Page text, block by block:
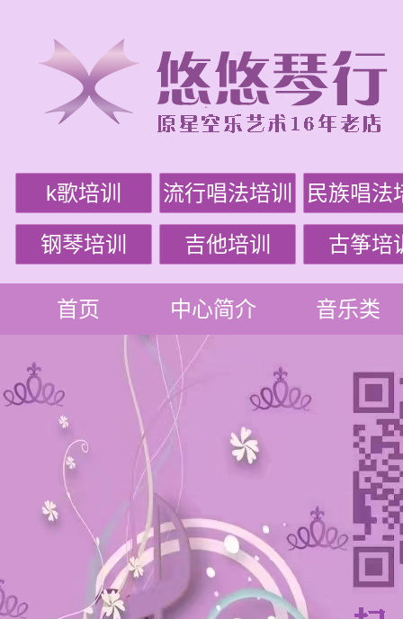
k歌培训 流行唱法培训 民族唱法
钢琴培训 吉他培训 古筝培
首页 中心简介 音乐类